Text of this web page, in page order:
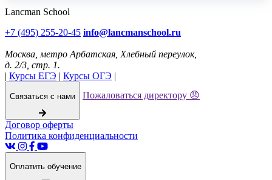
Lancman School
+7 (495) 255-20-45 info@lancmanschool.ru
Москва , метро Арбатская, Хлебный переулок,
д. 2/3, стр. 1.
| Курсы ЕГЭ | Курсы ОГЭ |
Связаться с нами Пожаловаться директору 😠
Договор оферты
Политика конфиденциальности
Оплатить обучение